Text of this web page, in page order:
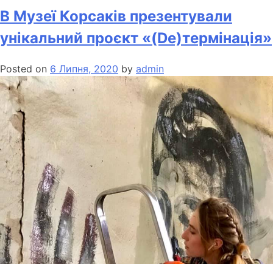
В Музеї Корсаків презентували
унікальний проєкт «(De)термінація»
Posted on 6 Липня, 2020 by admin